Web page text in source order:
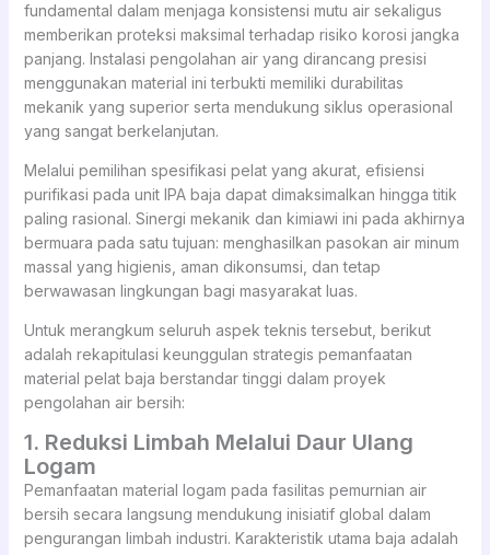
fundamental dalam menjaga konsistensi mutu air sekaligus
memberikan proteksi maksimal terhadap risiko korosi jangka
panjang. Instalasi pengolahan air yang dirancang presisi
menggunakan material ini terbukti memiliki durabilitas
mekanik yang superior serta mendukung siklus operasional
yang sangat berkelanjutan.
Melalui pemilihan spesifikasi pelat yang akurat, efisiensi
purifikasi pada unit IPA baja dapat dimaksimalkan hingga titik
paling rasional. Sinergi mekanik dan kimiawi ini pada akhirnya
bermuara pada satu tujuan: menghasilkan pasokan air minum
massal yang higienis, aman dikonsumsi, dan tetap
berwawasan lingkungan bagi masyarakat luas.
Untuk merangkum seluruh aspek teknis tersebut, berikut
adalah rekapitulasi keunggulan strategis pemanfaatan
material pelat baja berstandar tinggi dalam proyek
pengolahan air bersih:
1. Reduksi Limbah Melalui Daur Ulang
Logam
Pemanfaatan material logam pada fasilitas pemurnian air
bersih secara langsung mendukung inisiatif global dalam
pengurangan limbah industri. Karakteristik utama baja adalah